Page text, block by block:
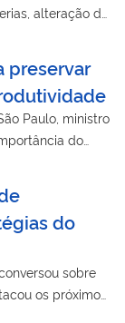
alteração do
preservar
Paulo, ministro
do
do
sobre
os próximos